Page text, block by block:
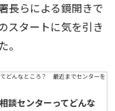
長らによる鏡開きで
スタートに気を引き
。
談センターってどんな